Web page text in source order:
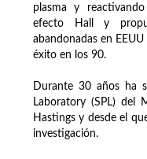
plasma y
efecto Hall y
abandonadas en
éxito en los 90.
Durante 30 años ha
Laboratory (SPL) del
Hastings y desde el
investigación.